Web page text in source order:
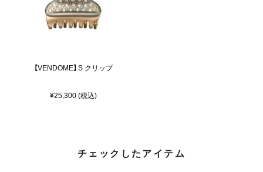
【VENDOME】 S クリップ
¥25,300 (税込)
チェックしたアイテム